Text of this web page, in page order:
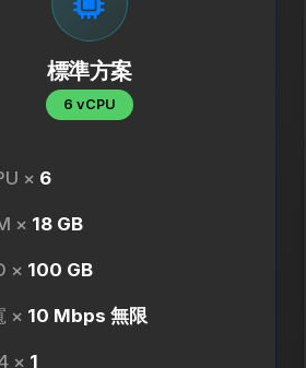
標準方案
6 vCPU
× 6
× 18 GB
× 100 GB
× 10 Mbps 無限
× 1